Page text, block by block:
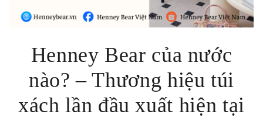
Henney Bear của nước
nào? – Thương hiệu túi
xách lần đầu xuất hiện tại